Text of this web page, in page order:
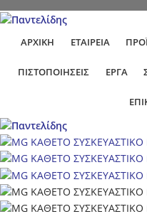
ΑΡΧΙΚΉ ΕΤΑΙΡΕΊΑ
ΠΙΣΤΟΠΟΙΉΣΕΙΣ ΕΡΓΑ